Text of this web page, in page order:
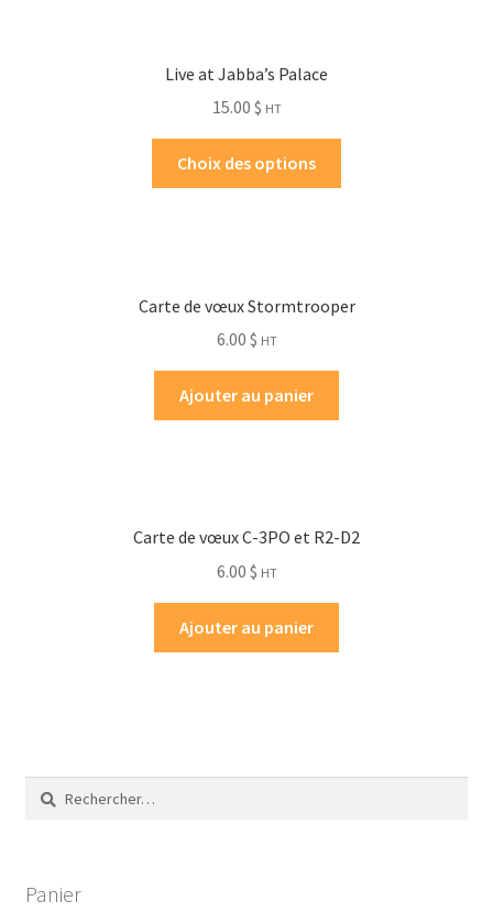
Live at Jabba’s Palace
15.00 $ HT
Choix des options
Carte de vœux Stormtrooper
6.00 $ HT
Ajouter au panier
Carte de vœux C-3PO et R2-D2
6.00 $ HT
Ajouter au panier
Rechercher :
Panier